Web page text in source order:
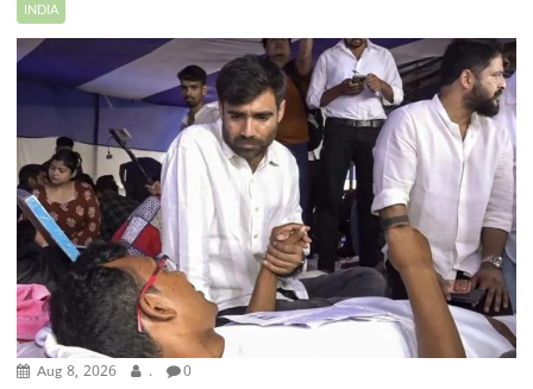
INDIA
Aug 8, 2026 . 0